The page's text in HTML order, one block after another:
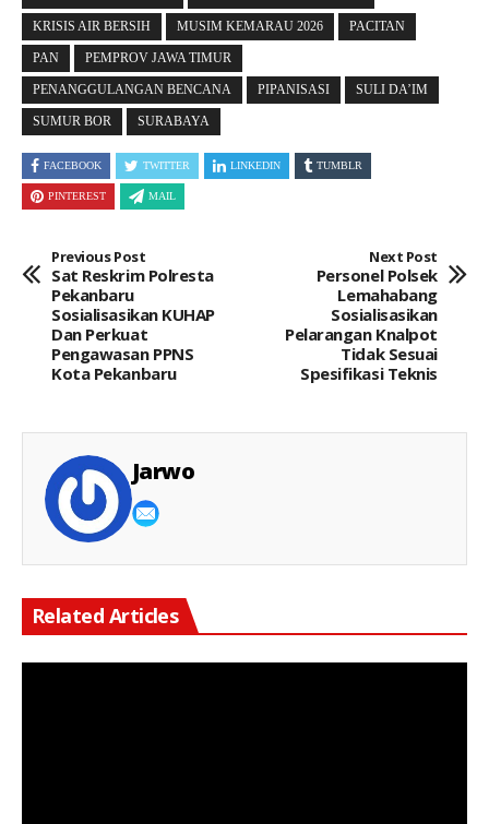
KRISIS AIR BERSIH MUSIM KEMARAU 2026 PACITAN
PAN PEMPROV JAWA TIMUR
PENANGGULANGAN BENCANA PIPANISASI SULI DA’IM
SUMUR BOR SURABAYA
FACEBOOK TWITTER LINKEDIN TUMBLR
PINTEREST MAIL
Previous Post
Sat Reskrim Polresta
Pekanbaru
Sosialisasikan KUHAP
Dan Perkuat
Pengawasan PPNS
Kota Pekanbaru
Next Post
Personel Polsek
Lemahabang
Sosialisasikan
Pelarangan Knalpot
Tidak Sesuai
Spesifikasi Teknis
Jarwo
Related Articles
Keterangan Gambar: Logo Program Penyediaan Air Minum dan Sanitasi Berbasis Masyarakat (PAMSIMAS), program Kementerian PUPR yang bertujuan memperluas akses air bersih dan sanitasi layak bagi masyarakat perdesaan.